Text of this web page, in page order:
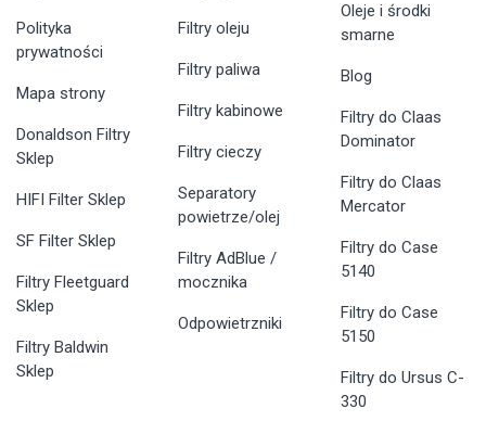
Polityka
prywatności
Mapa strony
Donaldson Filtry
Sklep
HIFI Filter Sklep
SF Filter Sklep
Filtry Fleetguard
Sklep
Filtry Baldwin
Sklep
Filtry oleju
Filtry paliwa
Filtry kabinowe
Filtry cieczy
Separatory
powietrze/olej
Filtry AdBlue /
mocznika
Odpowietrzniki
Oleje i środki
smarne
Blog
Filtry do Claas
Dominator
Filtry do Claas
Mercator
Filtry do Case
5140
Filtry do Case
5150
Filtry do Ursus C-
330